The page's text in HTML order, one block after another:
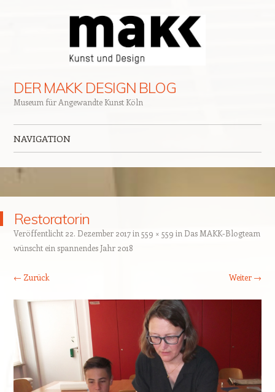
DER MAKK DESIGN BLOG
Museum für Angewandte Kunst Köln
NAVIGATION
Restoratorin
Veröffentlicht 22. Dezember 2017in 559 × 559 in Das MAKK-Blogteam
wünscht ein spannendes Jahr 2018
← Zurück Weiter →